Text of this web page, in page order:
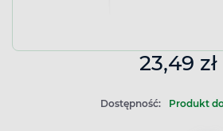
23,49 zł
Dostępność: Produkt